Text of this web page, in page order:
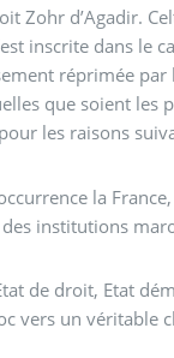
Zohr d’Agadir.
inscrite dans le
réprimée par
que soient
les raisons
la
institutions
de droit, Etat
vers un véritable